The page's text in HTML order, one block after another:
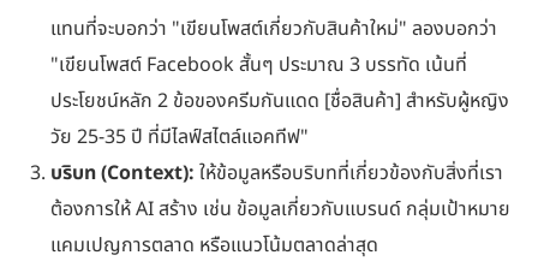
แทนที่จะบอกว่า "เขียนโพสต์เกี่ยวกับสินค้าใหม่" ลองบอกว่า
"เขียนโพสต์ Facebook สั้นๆ ประมาณ 3 บรรทัด เน้นที่
ประโยชน์หลัก 2 ข้อของครีมกันแดด [ชื่อสินค้า] สำหรับผู้หญิง
วัย 25-35 ปี ที่มีไลฟ์สไตล์แอคทีฟ"
บริบท (Context): ให้ข้อมูลหรือบริบทที่เกี่ยวข้องกับสิ่งที่เรา
ต้องการให้ AI สร้าง เช่น ข้อมูลเกี่ยวกับแบรนด์ กลุ่มเป้าหมาย
แคมเปญการตลาด หรือแนวโน้มตลาดล่าสุด